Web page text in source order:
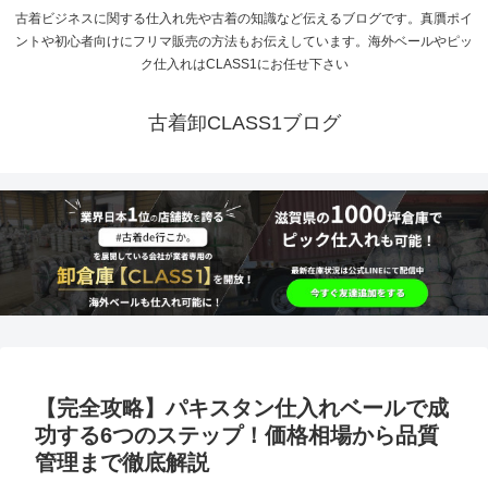
古着ビジネスに関する仕入れ先や古着の知識など伝えるブログです。真贋ポイ
ントや初心者向けにフリマ販売の方法もお伝えしています。海外ベールやピッ
ク仕入れはCLASS1にお任せ下さい
古着卸CLASS1ブログ
【完全攻略】パキスタン仕入れベールで成
功する6つのステップ！価格相場から品質
管理まで徹底解説